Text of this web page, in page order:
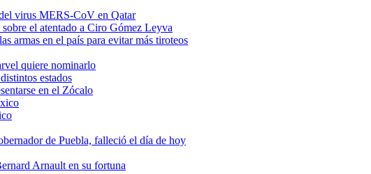
virus MERS-CoV en Qatar
el atentado a Ciro Gómez Leyva
armas en el país para evitar más tiroteos
quiere nominarlo
estados
en el Zócalo
de Puebla, falleció el día de hoy
Arnault en su fortuna